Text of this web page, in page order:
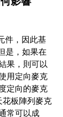
件，因此基
是，如果在
果，則可以
用定向麥克
定向的麥克
花板陣列麥克
常可以成